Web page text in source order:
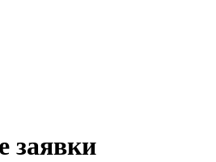
заявки